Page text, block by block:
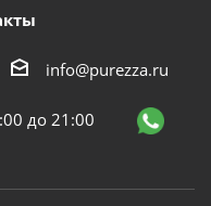
info@purezza.ru
до 21:00